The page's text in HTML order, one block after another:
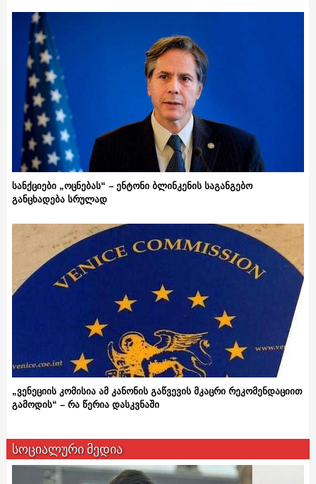
სანქციები „ოცნებას“ – ენტონი ბლინკენის საგანგებო
განცხადება სრულად
„ვენეციის კომისია ამ კანონის გაწვევის მკაცრი რეკომენდაციით
გამოდის“ – რა წერია დასკვნაში
სოციალური მედია